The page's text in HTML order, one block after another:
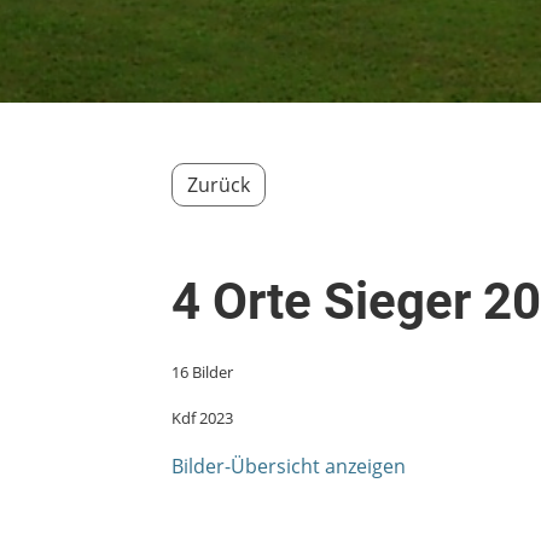
Zurück
4 Orte Sieger
16 Bilder
Kdf 2023
Bilder-Übersicht anzeigen